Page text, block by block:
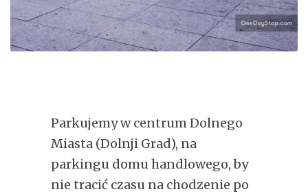
Parkujemy w centrum Dolnego
Miasta (Dolnji Grad), na
parkingu domu handlowego, by
nie tracić czasu na chodzenie po